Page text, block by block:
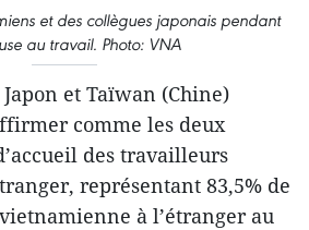
et des collègues japonais pendant
au travail. Photo: VNA
et Taïwan (Chine)
comme les deux
des travailleurs
représentant 83,5% de
à l’étranger au